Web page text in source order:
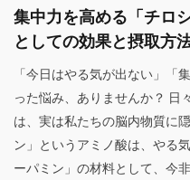
集中力を高める「チロ
としての効果と摂取方
「今日はやる気が出ない」「
った悩み、ありませんか？ 日
は、実は私たちの脳内物質に
ン」というアミノ酸は、やる
ーパミン」の材料として、今